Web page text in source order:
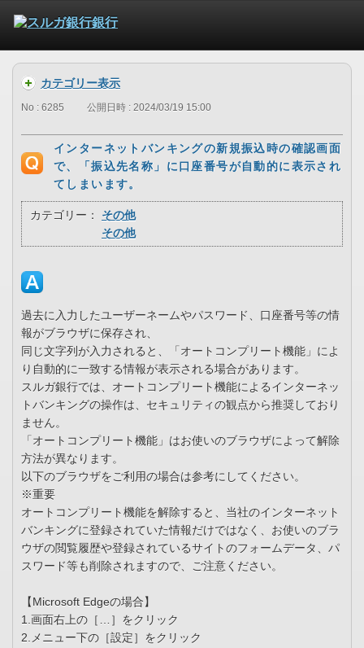
カテゴリー表示
No : 6285 公開日時 : 2024/03/19 15:00
インターネットバンキングの新規振込時の確認画面
で、「振込先名称」に口座番号が自動的に表示され
てしまいます。
カテゴリー：
その他
その他
過去に入力したユーザーネームやパスワード、口座番号等の情
報がブラウザに保存され、
同じ文字列が入力されると、「オートコンプリート機能」によ
り自動的に一致する情報が表示される場合があります。
スルガ銀行では、オートコンプリート機能によるインターネッ
トバンキングの操作は、セキュリティの観点から推奨しており
ません。
「オートコンプリート機能」はお使いのブラウザによって解除
方法が異なります。
以下のブラウザをご利用の場合は参考にしてください。
※重要
オートコンプリート機能を解除すると、当社のインターネット
バンキングに登録されていた情報だけではなく、お使いのブラ
ウザの閲覧履歴や登録されているサイトのフォームデータ、パ
スワード等も削除されますので、ご注意ください。
【Microsoft Edgeの場合】
1.画面右上の［…］をクリック
2.メニュー下の［設定］をクリック